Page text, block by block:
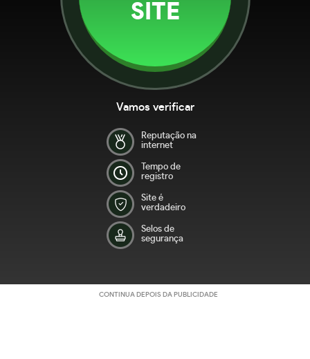
SITE
Vamos verificar
Reputação na
internet
Tempo de
registro
Site é
verdadeiro
Selos de
segurança
CONTINUA DEPOIS DA PUBLICIDADE